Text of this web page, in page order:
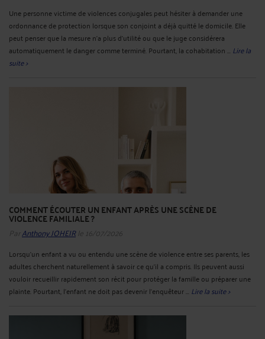
Une personne victime de violences conjugales peut hésiter à demander une
ordonnance de protection lorsque son conjoint a déjà quitté le domicile. Elle
peut penser que la mesure n’a plus d’utilité ou que le juge considérera
automatiquement le danger comme terminé. Pourtant, la cohabitation ... Lire la
suite >
COMMENT ÉCOUTER UN ENFANT APRÈS UNE SCÈNE DE
VIOLENCE FAMILIALE ?
ParAnthony JOHEIRle 16/07/2026
Lorsqu’un enfant a vu ou entendu une scène de violence entre ses parents, les
adultes cherchent naturellement à savoir ce qu’il a compris. Ils peuvent aussi
vouloir recueillir rapidement son récit pour protéger la famille ou préparer une
plainte. Pourtant, l’enfant ne doit pas devenir l’enquêteur ... Lire la suite >